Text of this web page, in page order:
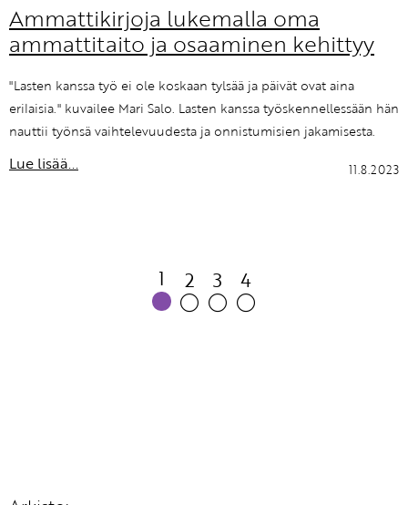
Ammattikirjoja lukemalla oma
ammattitaito ja osaaminen kehittyy
"Lasten kanssa työ ei ole koskaan tylsää ja päivät ovat aina
erilaisia." kuvailee Mari Salo. Lasten kanssa työskennellessään hän
nauttii työnsä vaihtelevuudesta ja onnistumisien jakamisesta.
Lue lisää... 11.8.2023
1 2 3 4